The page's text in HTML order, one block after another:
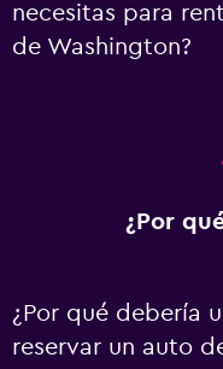
necesitas para
de Washington?
¿Por
¿Por qué debería
reservar un auto